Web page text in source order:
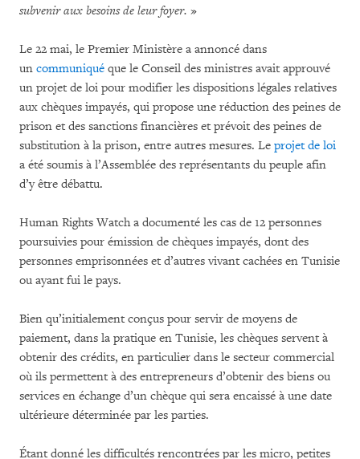
subvenir aux besoins de leur foyer. »
Le 22 mai, le Premier Ministère a annoncé dans
un communiqué que le Conseil des ministres avait approuvé
un projet de loi pour modifier les dispositions légales relatives
aux chèques impayés, qui propose une réduction des peines de
prison et des sanctions financières et prévoit des peines de
substitution à la prison, entre autres mesures. Le projet de loi
a été soumis à l’Assemblée des représentants du peuple afin
d’y être débattu.
Human Rights Watch a documenté les cas de 12 personnes
poursuivies pour émission de chèques impayés, dont des
personnes emprisonnées et d’autres vivant cachées en Tunisie
ou ayant fui le pays.
Bien qu’initialement conçus pour servir de moyens de
paiement, dans la pratique en Tunisie, les chèques servent à
obtenir des crédits, en particulier dans le secteur commercial
où ils permettent à des entrepreneurs d’obtenir des biens ou
services en échange d’un chèque qui sera encaissé à une date
ultérieure déterminée par les parties.
Étant donné les difficultés rencontrées par les micro, petites